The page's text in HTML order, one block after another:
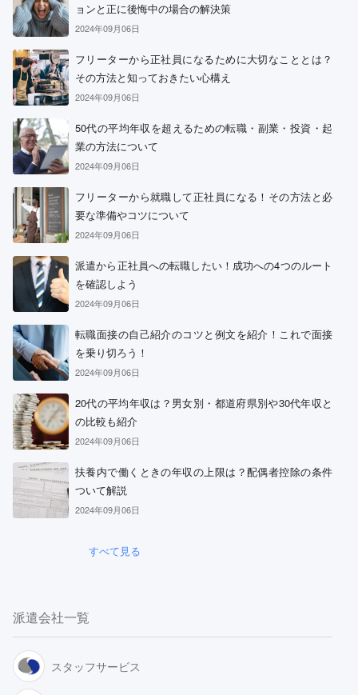
ョンと正に後悔中の場合の解決策
2024年09月06日
フリーターから正社員になるために大切なこととは？
その方法と知っておきたい心構え
2024年09月06日
50代の平均年収を超えるための転職・副業・投資・起
業の方法について
2024年09月06日
フリーターから就職して正社員になる！その方法と必
要な準備やコツについて
2024年09月06日
派遣から正社員への転職したい！成功への4つのルート
を確認しよう
2024年09月06日
転職面接の自己紹介のコツと例文を紹介！これで面接
を乗り切ろう！
2024年09月06日
20代の平均年収は？男女別・都道府県別や30代年収と
の比較も紹介
2024年09月06日
扶養内で働くときの年収の上限は？配偶者控除の条件
ついて解説
2024年09月06日
すべて見る
派遣会社一覧
スタッフサービス